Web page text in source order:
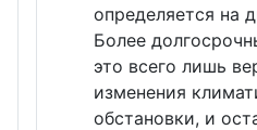
определяется на
Более
это всего лишь
изменения
обстановки, и